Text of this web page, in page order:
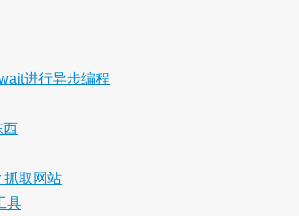
进行异步编程
西
抓取网站
具